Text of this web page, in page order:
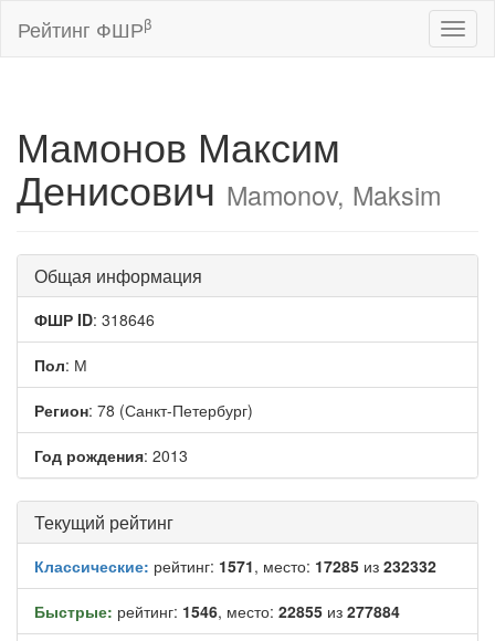
Рейтинг ФШРβ
Мамонов Максим
Денисович Mamonov, Maksim
Общая информация
ФШР ID: 318646
Пол: М
Регион: 78 (Санкт-Петербург)
Год рождения: 2013
Текущий рейтинг
Классические: рейтинг: 1571, место: 17285 из 232332
Быстрые: рейтинг: 1546, место: 22855 из 277884